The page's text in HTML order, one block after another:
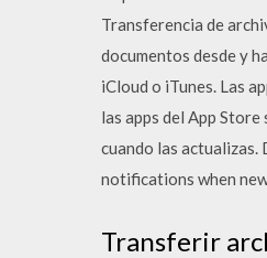
Transferencia de
documentos desde y
iCloud o iTunes. Las
las apps del App Store
cuando las actualizas.
notifications when
Transferir